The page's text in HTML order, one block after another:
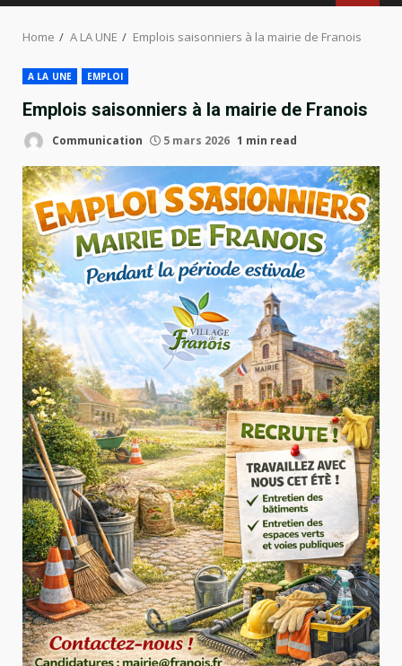
Home A LA UNE Emplois saisonniers à la mairie de Franois
A LA UNE EMPLOI
Emplois saisonniers à la mairie de Franois
Communication 5 mars 2026 1 min read